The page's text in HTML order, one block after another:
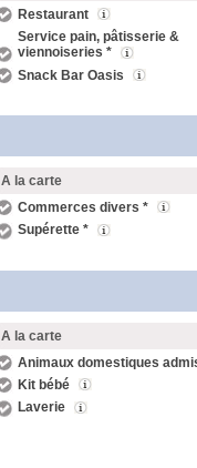
Restaurant
Service pain, pâtisserie &
viennoiseries *
Snack Bar Oasis
A la carte
Commerces divers *
Supérette *
A la carte
Animaux domestiques
Kit bébé
Laverie